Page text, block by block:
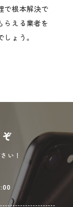
で根本解決で
らえる業者を
ょう。
い！